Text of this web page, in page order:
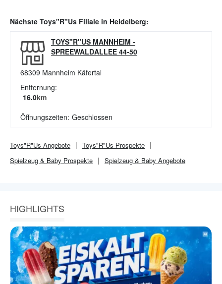
Nächste Toys"R"Us Filiale in Heidelberg:
TOYS"R"US MANNHEIM -
SPREEWALDALLEE 44-50
68309 Mannheim Käfertal
Entfernung:
16.0km
Öffnungszeiten: Geschlossen
Toys"R"Us Angebote Toys"R"Us Prospekte
Spielzeug & Baby Prospekte Spielzeug & Baby Angebote
HIGHLIGHTS